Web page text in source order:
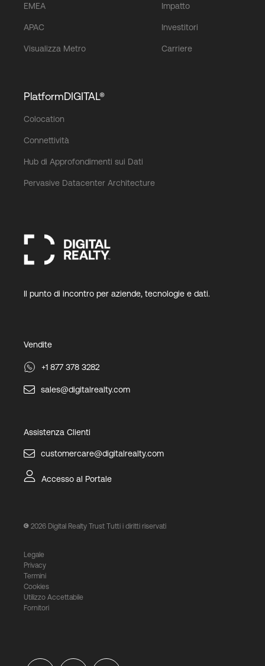
EMEA
APAC
Visualizza Metro
Impatto
Investitori
Carriere
PlatformDIGITAL®
Colocation
Connettività
Hub di Approfondimenti sui Dati
Pervasive Datacenter Architecture
Il punto di incontro per aziende, tecnologie e dati.
Vendite
+1 877 378 3282
sales@digitalrealty.com
Assistenza Clienti
customercare@digitalrealty.com
Accesso al Portale
2026 Digital Realty Trust Tutti i diritti riservati
Legale
Privacy
Termini
Cookies
Utilizzo Accettabile
Fornitori